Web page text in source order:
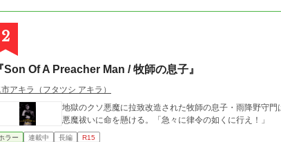
2
Son Of A Preacher Man / 牧師の息子』
アキラ（フタツシ アキラ）
地獄のクソ悪魔に拉致改造された牧師の息子・雨降野守
悪魔祓いに命を懸ける。「急々に律令の如くに行え！」
ラー 連載中 長編 R15